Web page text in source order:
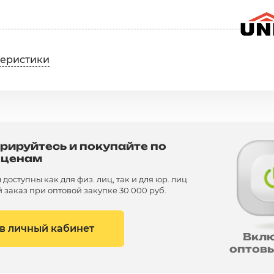
и покупайте по
как для физ. лиц, так и для юр. лиц
при оптовой закупке 30 000 руб.
личный кабинет